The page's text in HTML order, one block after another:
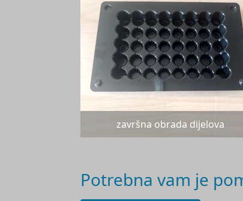
završna obrada dijelova
Potrebna vam je